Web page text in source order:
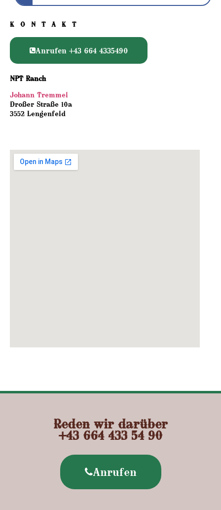
KONTAKT
Anrufen +43 664 4335490
NPT Ranch
Johann Tremmel
Droßer Straße 10a
3552 Lengenfeld
Reden wir darüber
+43 664 433 54 90
Anrufen